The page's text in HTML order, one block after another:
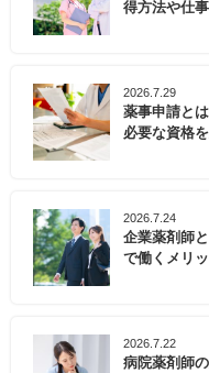
得方法や仕
2026.7.29
薬事申請と
必要な資格
2026.7.24
企業薬剤師
で働くメリ
2026.7.22
病院薬剤師